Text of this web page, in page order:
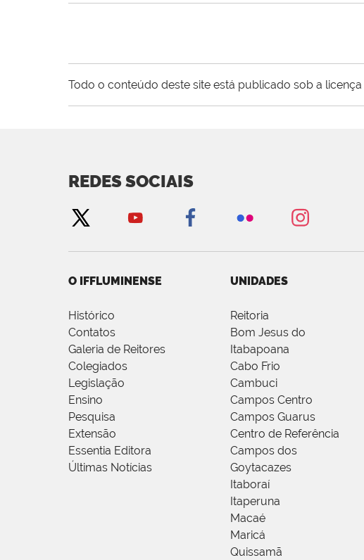
Todo o conteúdo deste site está publicado sob a licença
REDES SOCIAIS
O IFFLUMINENSE
Histórico
Contatos
Galeria de Reitores
Colegiados
Legislação
Ensino
Pesquisa
Extensão
Essentia Editora
Últimas Notícias
UNIDADES
Reitoria
Bom Jesus do
Itabapoana
Cabo Frio
Cambuci
Campos Centro
Campos Guarus
Centro de Referência
Campos dos
Goytacazes
Itaboraí
Itaperuna
Macaé
Maricá
Quissamã